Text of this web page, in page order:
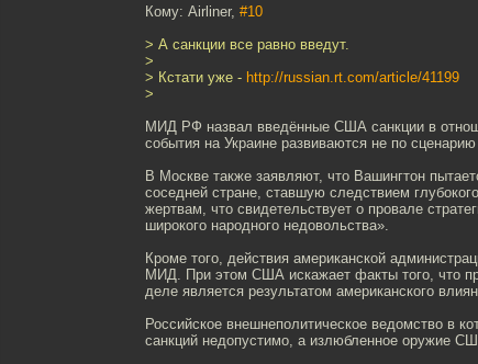
Кому: Airliner, #10
> А санкции все равно введут.
>
> Кстати уже - http://russian.rt.com/article/41199
>
МИД РФ назвал введённые США санкции в
события на Украине развиваются не по
В Москве также заявляют, что Вашингтон
соседней стране, ставшую следствием
жертвам, что свидетельствует о провале
широкого народного недовольства».
Кроме того, действия американской
МИД. При этом США искажает факты того, что
деле является результатом американского
Российское внешнеполитическое ведомство в
санкций недопустимо, а излюбленное оружие